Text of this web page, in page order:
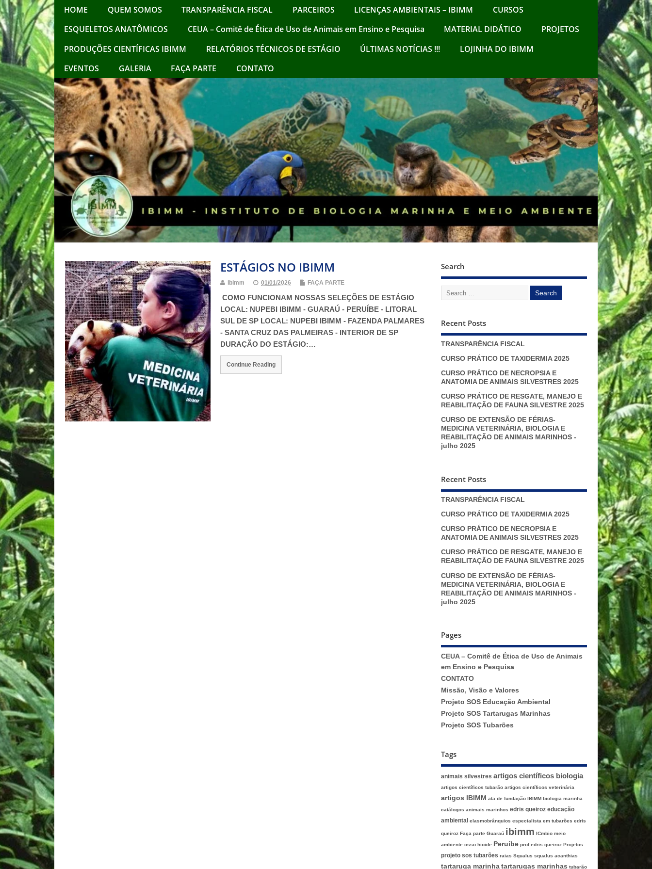
HOME QUEM SOMOS TRANSPARÊNCIA FISCAL PARCEIROS LICENÇAS AMBIENTAIS – IBIMM
CURSOS
ESQUELETOS ANATÔMICOS
CEUA – Comitê de Ética de Uso de Animais em Ensino e Pesquisa MATERIAL DIDÁTICO
PROJETOS
PRODUÇÕES CIENTÍFICAS IBIMM
RELATÓRIOS TÉCNICOS DE ESTÁGIO ÚLTIMAS NOTÍCIAS !!!
LOJINHA DO IBIMM
EVENTOS
GALERIA FAÇA PARTE CONTATO
ESTÁGIOS NO IBIMM
ibimm 01/01/2026 FAÇA PARTE
COMO FUNCIONAM NOSSAS SELEÇÕES DE ESTÁGIO
LOCAL: NUPEBI IBIMM - GUARAÚ - PERUÍBE - LITORAL
SUL DE SP LOCAL: NUPEBI IBIMM - FAZENDA PALMARES
- SANTA CRUZ DAS PALMEIRAS - INTERIOR DE SP
DURAÇÃO DO ESTÁGIO:…
Continue Reading
Search
Recent Posts
TRANSPARÊNCIA FISCAL
CURSO PRÁTICO DE TAXIDERMIA 2025
CURSO PRÁTICO DE NECROPSIA E
ANATOMIA DE ANIMAIS SILVESTRES 2025
CURSO PRÁTICO DE RESGATE, MANEJO E
REABILITAÇÃO DE FAUNA SILVESTRE 2025
CURSO DE EXTENSÃO DE FÉRIAS-
MEDICINA VETERINÁRIA, BIOLOGIA E
REABILITAÇÃO DE ANIMAIS MARINHOS -
julho 2025
Recent Posts
TRANSPARÊNCIA FISCAL
CURSO PRÁTICO DE TAXIDERMIA 2025
CURSO PRÁTICO DE NECROPSIA E
ANATOMIA DE ANIMAIS SILVESTRES 2025
CURSO PRÁTICO DE RESGATE, MANEJO E
REABILITAÇÃO DE FAUNA SILVESTRE 2025
CURSO DE EXTENSÃO DE FÉRIAS-
MEDICINA VETERINÁRIA, BIOLOGIA E
REABILITAÇÃO DE ANIMAIS MARINHOS -
julho 2025
Pages
CEUA – Comitê de Ética de Uso de Animais
em Ensino e Pesquisa
CONTATO
Missão, Visão e Valores
Projeto SOS Educação Ambiental
Projeto SOS Tartarugas Marinhas
Projeto SOS Tubarões
Tags
animais silvestres artigos científicos biologia
artigos científicos tubarão artigos científicos veterinária
artigos IBIMM ata de fundação IBIMM biologia marinha
catálogos animais marinhos edris queiroz educação
ambiental
elasmobrânquios especialista em tubarões edris
queiroz Faça parte Guaraú ibimm ICmbio meio
ambiente osso hioide Peruíbe prof edris queiroz Projetos
projeto sos tubarões raias Squalus squalus acanthias
tartaruga marinha tartarugas marinhas tubarão